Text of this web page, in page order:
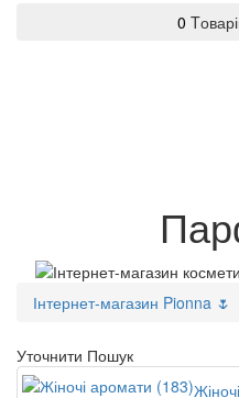
0
Dsquared2
Escentric Molecules
0
Інтернет-магазин Pionna 🌷
Уточнити Пошук